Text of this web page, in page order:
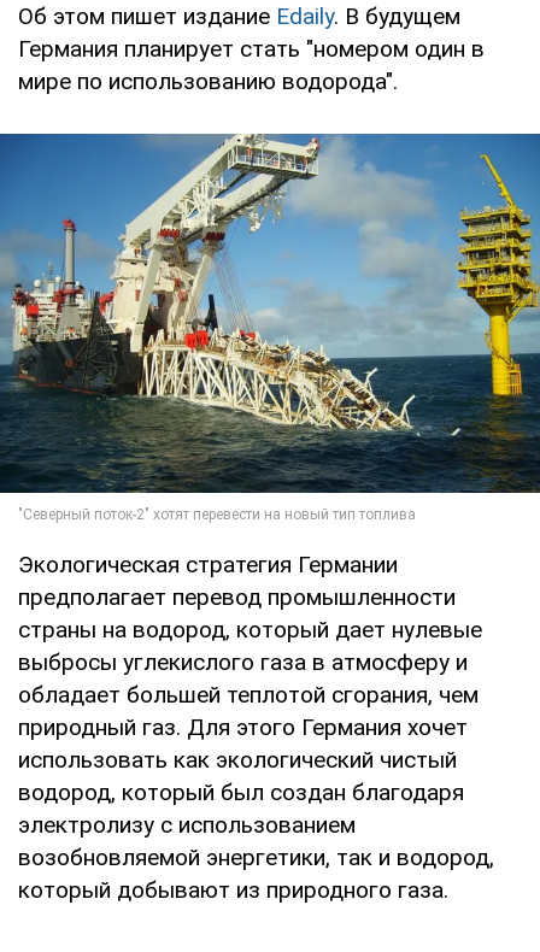
Об этом пишет издание Edaily. В будущем
Германия планирует стать "номером один в
мире по использованию водорода".
Экологическая стратегия Германии
предполагает перевод промышленности
страны на водород, который дает нулевые
выбросы углекислого газа в атмосферу и
обладает большей теплотой сгорания, чем
природный газ. Для этого Германия хочет
использовать как экологический чистый
водород, который был создан благодаря
электролизу с использованием
возобновляемой энергетики, так и водород,
который добывают из природного газа.